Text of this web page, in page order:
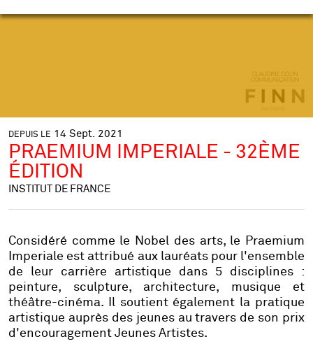
DEPUIS LE 14 Sept. 2021
PRAEMIUM IMPERIALE - 32ÈME
ÉDITION
INSTITUT DE FRANCE
Considéré comme le Nobel des arts, le Praemium
Imperiale est attribué aux lauréats pour l'ensemble
de leur carrière artistique dans 5 disciplines :
peinture, sculpture, architecture, musique et
théâtre-cinéma. Il soutient également la pratique
artistique auprès des jeunes au travers de son prix
d'encouragement Jeunes Artistes.